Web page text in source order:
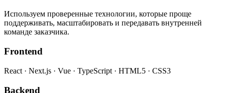
Используем проверенные технологии, которые проще
поддерживать, масштабировать и передавать внутренней
команде заказчика.
Frontend
React · Next.js · Vue · TypeScript · HTML5 · CSS3
Backend